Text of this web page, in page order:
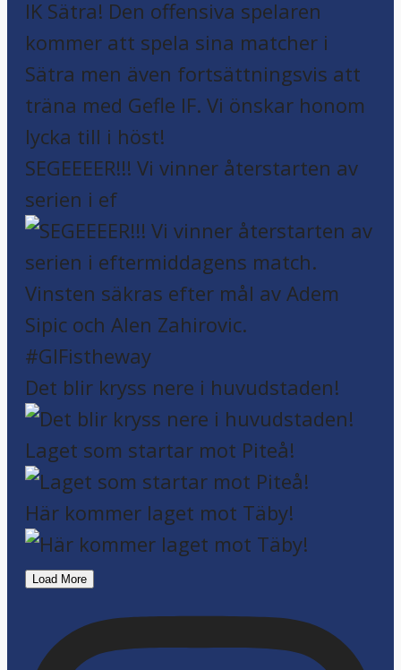
SEGEEEER!!! Vi vinner återstarten av
serien i ef
Det blir kryss nere i huvudstaden!
Laget som startar mot Piteå!
Här kommer laget mot Täby!
Load More